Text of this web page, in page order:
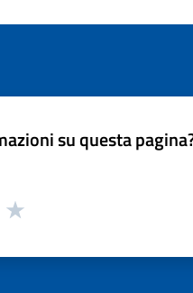
su questa